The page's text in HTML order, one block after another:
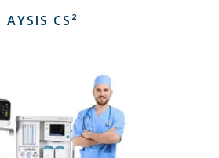
AYSIS CS²